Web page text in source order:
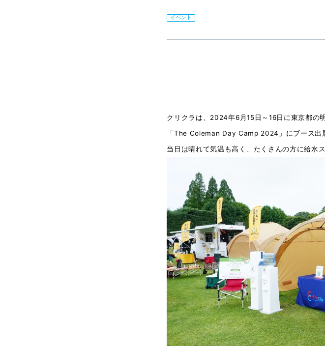
イベント
クリクラは、2024年6月15日～16日に東京都の
「The Coleman Day Camp 2024」にブース出
当日は晴れて気温も高く、たくさんの方に給水